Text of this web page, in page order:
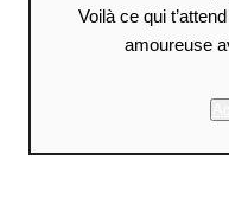
Voilà ce qui
amoureuse